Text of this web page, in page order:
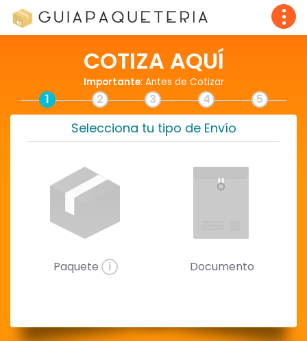
COTIZA AQUÍ
Importante: Antes de Cotizar
1 2 3 4 5
Selecciona tu tipo de Envío
Paquete i Documento